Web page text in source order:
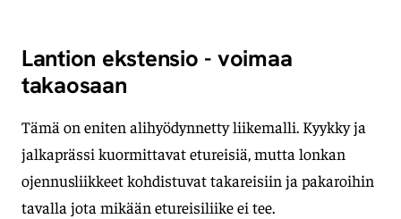
Lantion ekstensio - voimaa
takaosaan
Tämä on eniten alihyödynnetty liikemalli. Kyykky ja
jalkaprässi kuormittavat etureisiä, mutta lonkan
ojennusliikkeet kohdistuvat takareisiin ja pakaroihin
tavalla jota mikään etureisiliike ei tee.